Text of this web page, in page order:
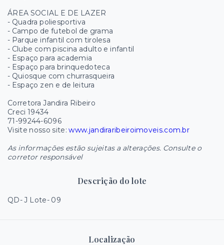
ÁREA SOCIAL E DE LAZER
- Quadra poliesportiva
- Campo de futebol de grama
- Parque infantil com tirolesa
- Clube com piscina adulto e infantil
- Espaço para academia
- Espaço para brinquedoteca
- Quiosque com churrasqueira
- Espaço zen e de leitura
Corretora Jandira Ribeiro
Creci 19434
71-99244-6096
Visite nosso site:www.jandiraribeiroimoveis.com.br
As informações estão sujeitas a alterações. Consulte o
corretor responsável
Descrição do lote
QD- J Lote- 09
Localização